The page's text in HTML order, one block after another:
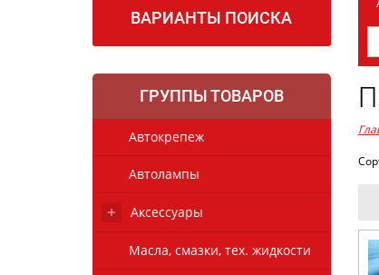
ВАРИАНТЫ ПОИСКА
ГРУППЫ ТОВАРОВ
Автокрепеж
Автолампы
Аксессуары
Масла, смазки, тех. жидкости